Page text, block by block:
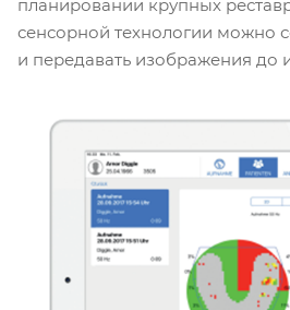
планировании крупных
сенсорной технологии можно
и передавать изображения до